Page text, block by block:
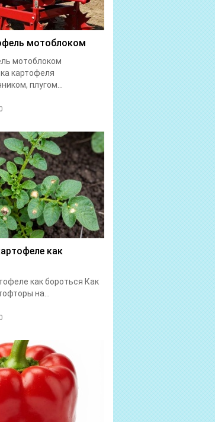
мотоблоком
мотоблоком
картофеля
плугом...
как
как бороться Как
на...